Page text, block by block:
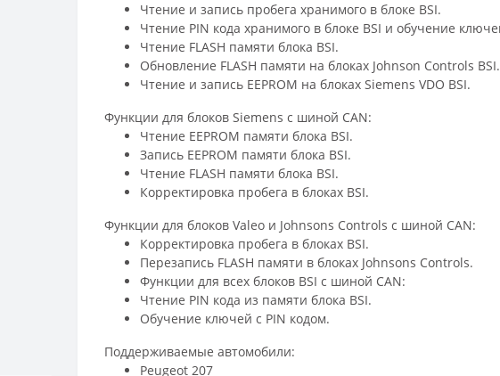
Чтение и запись пробега хранимого в блоке BSI.
Чтение PIN кода хранимого в блоке BSI и обучение
Чтение FLASH памяти блока BSI.
Обновление FLASH памяти на блоках Johnson Controls BSI.
Чтение и запись EEPROM на блоках Siemens VDO BSI.
Функции для блоков Siemens с шиной CAN:
Чтение EEPROM памяти блока BSI.
Запись EEPROM памяти блока BSI.
Чтение FLASH памяти блока BSI.
Корректировка пробега в блоках BSI.
Функции для блоков Valeo и Johnsons Controls с шиной CAN:
Корректировка пробега в блоках BSI.
Перезапись FLASH памяти в блоках Johnsons Controls.
Функции для всех блоков BSI с шиной CAN:
Чтение PIN кода из памяти блока BSI.
Обучение ключей с PIN кодом.
Поддерживаемые автомобили:
Peugeot 207